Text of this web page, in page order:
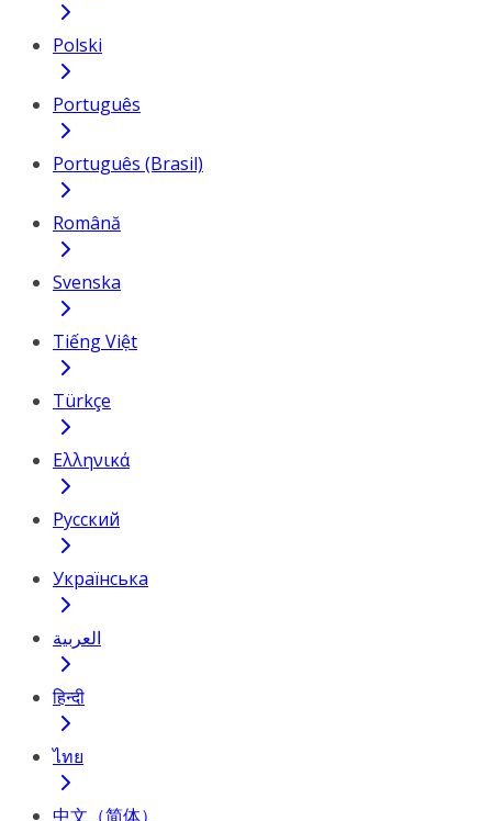
Polski
Português
Português (Brasil)
Română
Svenska
Tiếng Việt
Türkçe
Ελληνικά
Русский
Українська
العربية
हिन्दी
ไทย
中文（简体）